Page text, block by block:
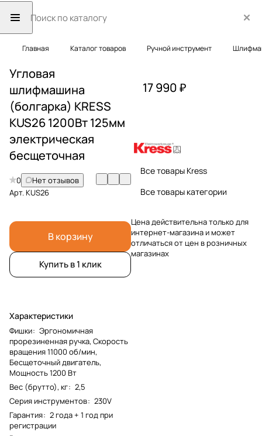
Главная Каталог товаров Ручной инструмент
Угловая
шлифмашина
(болгарка) KRESS
KUS26 1200Вт 125мм
электрическая
бесщеточная
0
Нет отзывов
Арт.KUS26
В корзину
Купить в 1 клик
Характеристики
Фишки: Эргономичная
прорезиненная ручка, Скорость
вращения 11000 об/мин,
Бесщеточный двигатель,
Мощность 1200 Вт
Вес (брутто), кг: 2,5
Серия инструментов: 230V
Гарантия: 2 года + 1 год при
регистрации
17 990 ₽
Все товары Kress
Все товары категории
Цена действительна только для
интернет-магазина и может
отличаться от цен в розничных
магазинах